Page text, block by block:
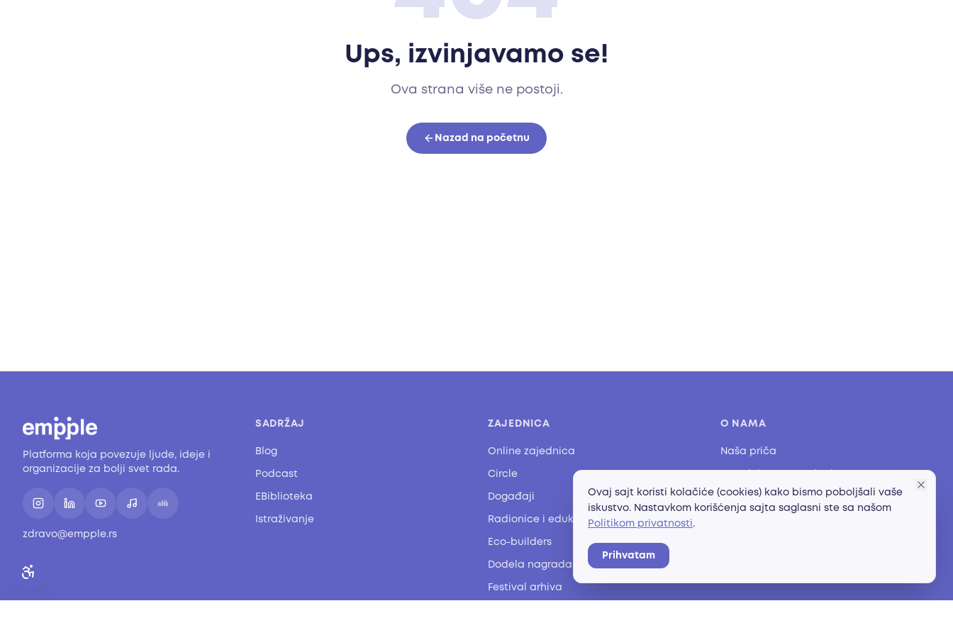
Ups, izvinjavamo se!
Ova strana više ne postoji.
Nazad na početnu
Platforma koja povezuje ljude, ideje i
organizacije za bolji svet rada.
zdravo@empple.rs
SADRŽAJ
Blog
Podcast
EBiblioteka
Istraživanje
ZAJEDNICA
Online zajednica
Circle
Događaji
Radionice i edukacije
Eco-builders
Dodela nagrada
Festival arhiva
O NAMA
Naša priča
Saradnja sa Empple timom
Ovaj sajt koristi kolačiće (cookies) kako bismo poboljšali vaše
iskustvo. Nastavkom korišćenja sajta saglasni ste sa našom
Politikom privatnosti.
Prihvatam